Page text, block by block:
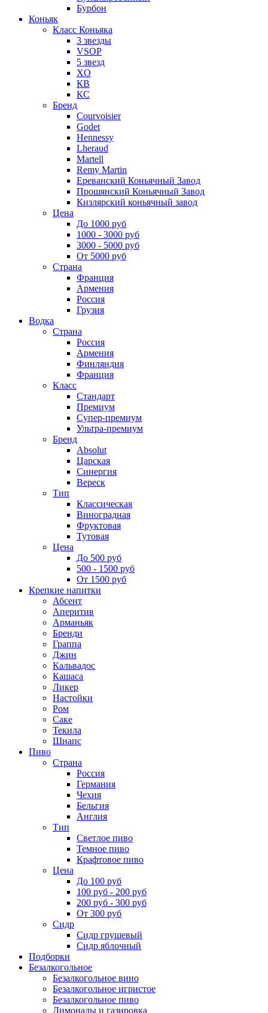
Бурбон
Коньяк
Класс Коньяка
3 звезды
VSOP
5 звезд
XO
КВ
КС
Бренд
Courvoisier
Godet
Hennessy
Lheraud
Martell
Remy Martin
Ереванский Коньячный Завод
Прошянский Коньячный Завод
Кизлярский коньячный завод
Цена
До 1000 руб
1000 - 3000 руб
3000 - 5000 руб
От 5000 руб
Страна
Франция
Армения
Россия
Грузия
Водка
Страна
Россия
Армения
Финляндия
Франция
Класс
Стандарт
Премиум
Супер-премиум
Ультра-премиум
Бренд
Absolut
Царская
Синергия
Вереск
Тип
Классическая
Виноградная
Фруктовая
Тутовая
Цена
До 500 руб
500 - 1500 руб
От 1500 руб
Крепкие напитки
Абсент
Аперитив
Арманьяк
Бренди
Граппа
Джин
Кальвадос
Кашаса
Ликер
Настойки
Ром
Саке
Текила
Шнапс
Пиво
Страна
Россия
Германия
Чехия
Бельгия
Англия
Тип
Светлое пиво
Темное пиво
Крафтовое пиво
Цена
До 100 руб
100 руб - 200 руб
200 руб - 300 руб
От 300 руб
Сидр
Сидр грушевый
Сидр яблочный
Подборки
Безалкогольное
Безалкогольное вино
Безалкогольное игристое
Безалкогольное пиво
Лимонады и газировка